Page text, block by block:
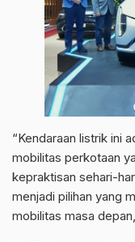
“Kendaraan listrik ini
mobilitas perkotaan
kepraktisan sehari-
menjadi pilihan yang
mobilitas masa